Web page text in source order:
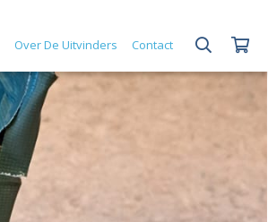
Over De Uitvinders Contact